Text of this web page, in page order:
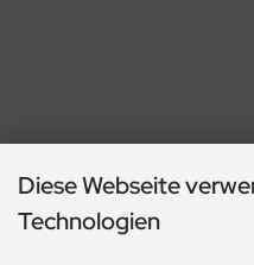
Diese Webseite
Technologien